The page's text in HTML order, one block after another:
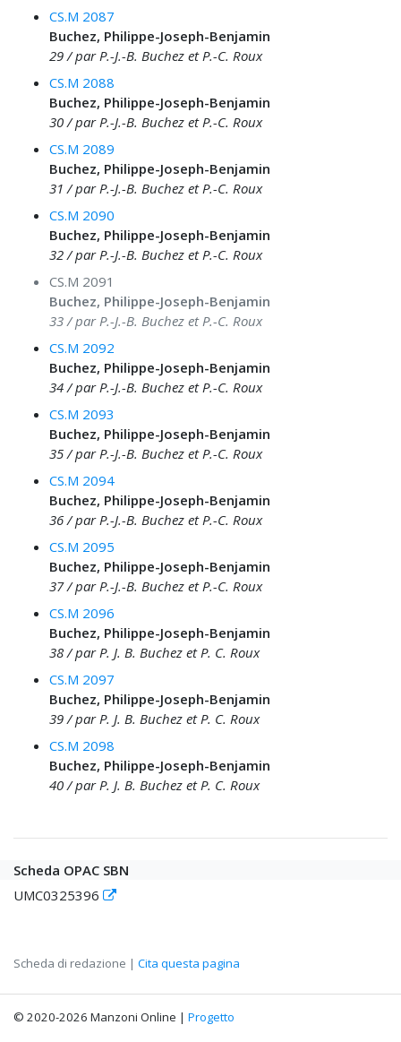
CS.M 2087
Buchez, Philippe-Joseph-Benjamin
29 / par P.-J.-B. Buchez et P.-C. Roux
CS.M 2088
Buchez, Philippe-Joseph-Benjamin
30 / par P.-J.-B. Buchez et P.-C. Roux
CS.M 2089
Buchez, Philippe-Joseph-Benjamin
31 / par P.-J.-B. Buchez et P.-C. Roux
CS.M 2090
Buchez, Philippe-Joseph-Benjamin
32 / par P.-J.-B. Buchez et P.-C. Roux
CS.M 2091
Buchez, Philippe-Joseph-Benjamin
33 / par P.-J.-B. Buchez et P.-C. Roux
CS.M 2092
Buchez, Philippe-Joseph-Benjamin
34 / par P.-J.-B. Buchez et P.-C. Roux
CS.M 2093
Buchez, Philippe-Joseph-Benjamin
35 / par P.-J.-B. Buchez et P.-C. Roux
CS.M 2094
Buchez, Philippe-Joseph-Benjamin
36 / par P.-J.-B. Buchez et P.-C. Roux
CS.M 2095
Buchez, Philippe-Joseph-Benjamin
37 / par P.-J.-B. Buchez et P.-C. Roux
CS.M 2096
Buchez, Philippe-Joseph-Benjamin
38 / par P. J. B. Buchez et P. C. Roux
CS.M 2097
Buchez, Philippe-Joseph-Benjamin
39 / par P. J. B. Buchez et P. C. Roux
CS.M 2098
Buchez, Philippe-Joseph-Benjamin
40 / par P. J. B. Buchez et P. C. Roux
Scheda OPAC SBN
UMC0325396
Scheda di redazione | Cita questa pagina
© 2020-2026 Manzoni Online | Progetto